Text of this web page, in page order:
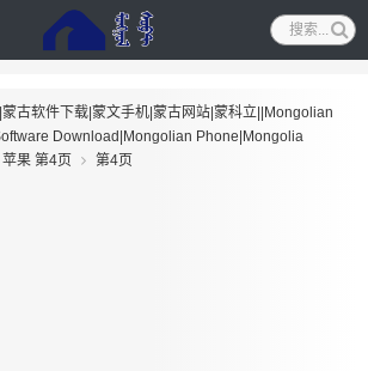
古软件下载|蒙文手机|蒙古网站|蒙科立||Mongolian
Download|Mongolian Phone|Mongolia
苹果 第4页 第4页